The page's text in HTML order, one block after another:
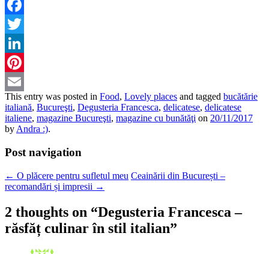
Facebook
Twitter
LinkedIn
Pinterest
Email
This entry was posted in Food, Lovely places and tagged bucătărie
italiană, Bucureşti, Degusteria Francesca, delicatese, delicatese
italiene, magazine Bucureşti, magazine cu bunătăţi on 20/11/2017
by Andra :).
Post navigation
← O plăcere pentru sufletul meu Ceainării din București –
recomandări și impresii →
2 thoughts on “Degusteria Francesca –
răsfăț culinar în stil italian”